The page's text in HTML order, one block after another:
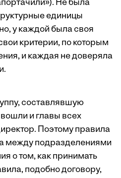
Не была
единицы
у каждой была своя
критерии, по которым
и каждая не доверяла
составлявшую
и главы всех
Поэтому правила
между подразделениями
о том, как принимать
подобно договору,